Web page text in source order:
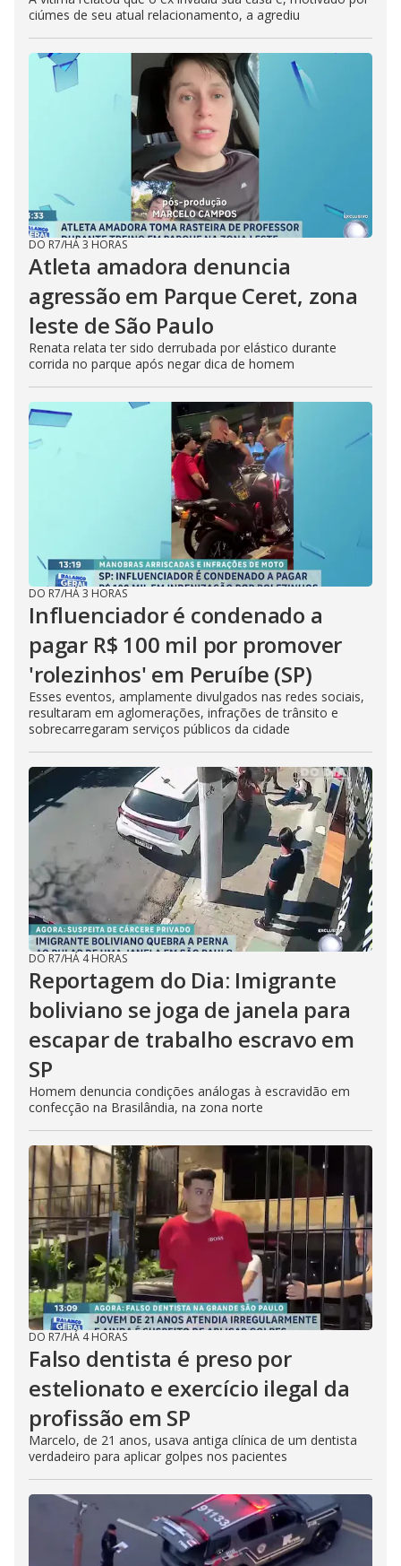
ciúmes de seu atual relacionamento, a agrediu
DO R7/HÁ 3 HORAS
Atleta amadora denuncia
agressão em Parque Ceret, zona
leste de São Paulo
Renata relata ter sido derrubada por elástico durante
corrida no parque após negar dica de homem
DO R7/HÁ 3 HORAS
Influenciador é condenado a
pagar R$ 100 mil por promover
'rolezinhos' em Peruíbe (SP)
Esses eventos, amplamente divulgados nas redes sociais,
resultaram em aglomerações, infrações de trânsito e
sobrecarregaram serviços públicos da cidade
DO R7/HÁ 4 HORAS
Reportagem do Dia: Imigrante
boliviano se joga de janela para
escapar de trabalho escravo em
SP
Homem denuncia condições análogas à escravidão em
confecção na Brasilândia, na zona norte
DO R7/HÁ 4 HORAS
Falso dentista é preso por
estelionato e exercício ilegal da
profissão em SP
Marcelo, de 21 anos, usava antiga clínica de um dentista
verdadeiro para aplicar golpes nos pacientes